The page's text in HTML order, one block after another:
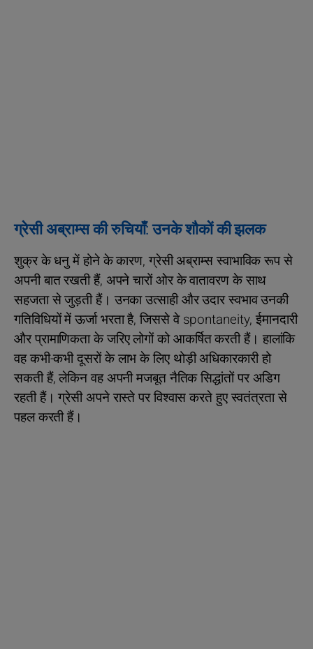
ग्रेसी अब्राम्स की रुचियाँ: उनके शौकों की झलक
शुक्र के धनु में होने के कारण, ग्रेसी अब्राम्स स्वाभाविक रूप से
अपनी बात रखती हैं, अपने चारों ओर के वातावरण के साथ
सहजता से जुड़ती हैं। उनका उत्साही और उदार स्वभाव उनकी
गतिविधियों में ऊर्जा भरता है, जिससे वे spontaneity, ईमानदारी
और प्रामाणिकता के जरिए लोगों को आकर्षित करती हैं। हालांकि
वह कभी-कभी दूसरों के लाभ के लिए थोड़ी अधिकारकारी हो
सकती हैं, लेकिन वह अपनी मजबूत नैतिक सिद्धांतों पर अडिग
रहती हैं। ग्रेसी अपने रास्ते पर विश्वास करते हुए स्वतंत्रता से
पहल करती हैं।